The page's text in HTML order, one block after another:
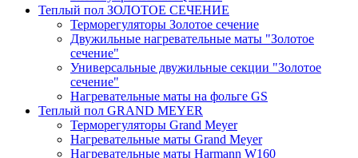
Теплый пол ЗОЛОТОЕ СЕЧЕНИЕ
Терморегуляторы Золотое сечение
Двужильные нагревательные маты "Золотое
сечение"
Универсальные двужильные секции "Золотое
сечение"
Нагревательные маты на фольге GS
Теплый пол GRAND MEYER
Терморегуляторы Grand Meyer
Нагревательные маты Grand Meyer
Нагревательные маты Harmann W160